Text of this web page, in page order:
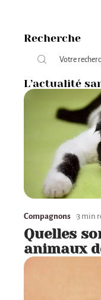
Recherche
L’actualité
Compagnons 3 min
Quelles
animaux